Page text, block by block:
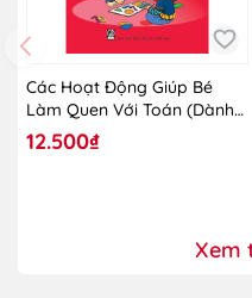
Các Hoạt Động Giúp Bé
Làm Quen Với Toán (Dành
Cho Trẻ Lớp Mẫu Giáo
Ghép)
12.500₫
Xem